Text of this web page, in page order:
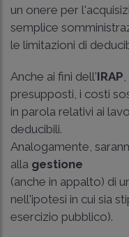
un onere per
semplice
le limitazioni di
Anche ai fini dell'IRAP
presupposti, i costi
in parola relativi ai
deducibili.
Analogamente,
alla gestione
(anche in appalto) di
nell'ipotesi in cui sia
esercizio pubblico).